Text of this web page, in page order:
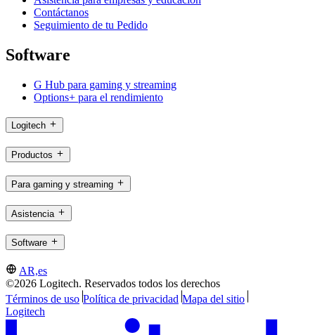
Contáctanos
Seguimiento de tu Pedido
Software
G Hub para gaming y streaming
Options+ para el rendimiento
Logitech
Productos
Para gaming y streaming
Asistencia
Software
AR,es
©2026 Logitech. Reservados todos los derechos
Términos de uso Política de privacidad Mapa del sitio
Logitech